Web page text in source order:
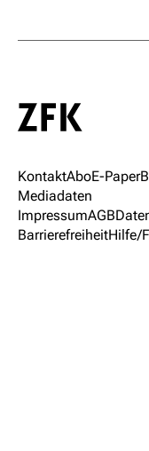
KontaktAboE-Paper
Mediadaten
ImpressumAGB
BarrierefreiheitHilfe/